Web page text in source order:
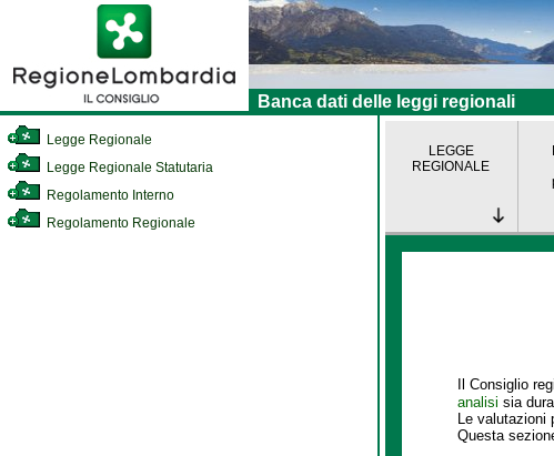
Banca dati delle leggi regionali
Legge Regionale
Legge Regionale Statutaria
Regolamento Interno
Regolamento Regionale
LEGGE
REGIONALE
Il Consiglio
analisi sia
Le valutazioni
Questa